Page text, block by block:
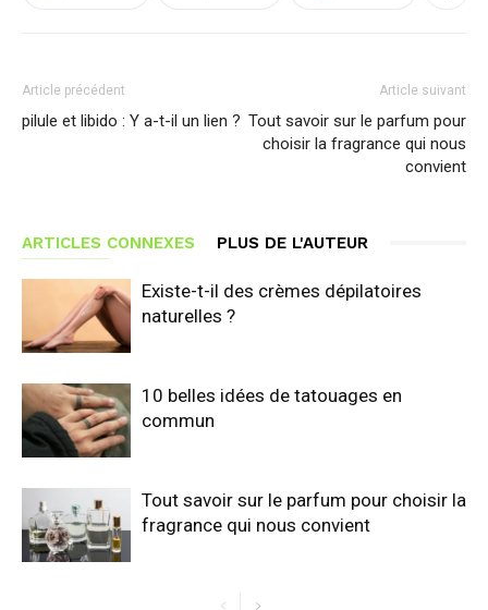
Article précédent
pilule et libido : Y a-t-il un lien ?
Article suivant
Tout savoir sur le parfum pour
choisir la fragrance qui nous
convient
ARTICLES CONNEXES PLUS DE L'AUTEUR
Existe-t-il des crèmes dépilatoires
naturelles ?
10 belles idées de tatouages en
commun
Tout savoir sur le parfum pour choisir la
fragrance qui nous convient